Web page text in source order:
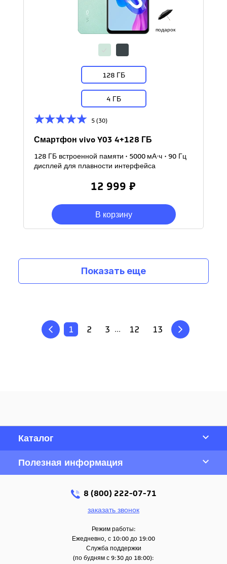
подарок
128 ГБ
4 ГБ
5 (30)
Смартфон vivo Y03 4+128 ГБ
128 ГБ встроенной памяти • 5000 мА·ч • 90 Гц
дисплей для плавности интерфейса
12 999 ₽
В корзину
Показать еще
1 2 3 ... 12 13
Каталог
Полезная информация
8 (800) 222-07-71
заказать звонок
Режим работы:
Ежедневно, с 10:00 до 19:00
Служба поддержки
(по будням с 9:30 до 18:00):